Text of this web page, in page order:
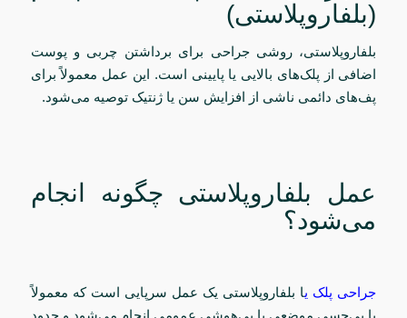
(بلفاروپلاستی)
بلفاروپلاستی، روشی جراحی برای برداشتن چربی و پوست
اضافی از پلک‌های بالایی یا پایینی است. این عمل معمولاً برای
پف‌های دائمی ناشی از افزایش سن یا ژنتیک توصیه می‌شود.
عمل بلفاروپلاستی چگونه انجام
می‌شود؟
جراحی پلک یا بلفاروپلاستی یک عمل سرپایی است که معمولاً
با بی‌حسی موضعی یا بی‌هوشی عمومی انجام می‌شود و حدود